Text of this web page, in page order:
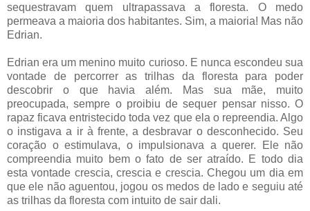
sequestravam quem ultrapassava a floresta. O medo
permeava a maioria dos habitantes. Sim, a maioria! Mas não
Edrian.
Edrian era um menino muito curioso. E nunca escondeu sua
vontade de percorrer as trilhas da floresta para poder
descobrir o que havia além. Mas sua mãe, muito
preocupada, sempre o proibiu de sequer pensar nisso. O
rapaz ficava entristecido toda vez que ela o repreendia. Algo
o instigava a ir à frente, a desbravar o desconhecido. Seu
coração o estimulava, o impulsionava a querer. Ele não
compreendia muito bem o fato de ser atraído. E todo dia
esta vontade crescia, crescia e crescia. Chegou um dia em
que ele não aguentou, jogou os medos de lado e seguiu até
as trilhas da floresta com intuito de sair dali.